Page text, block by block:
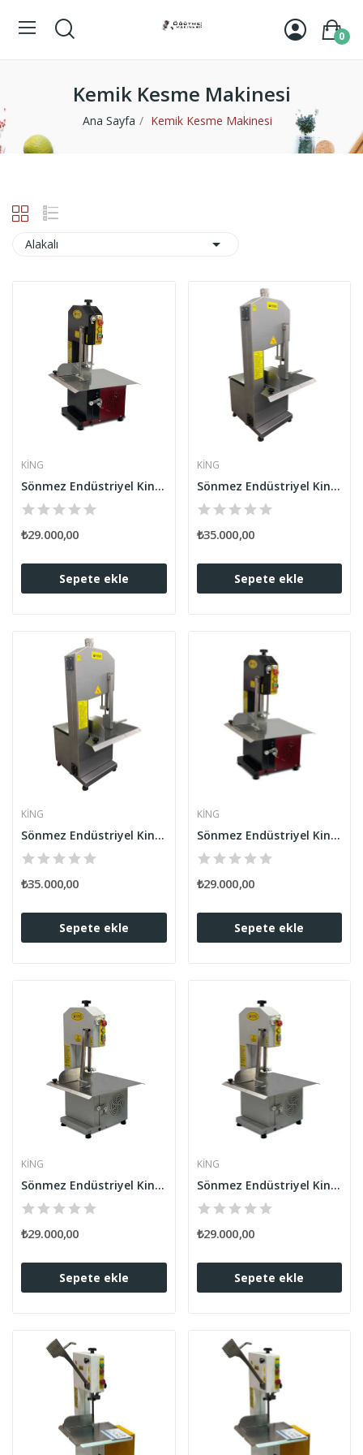
0
Kemik Kesme Makinesi
Ana Sayfa Kemik Kesme Makinesi
Alakalı 
KING
Sönmez Endüstriyel King Et Kemik Kesme...
₺29.000,00
Sepete ekle
KING
Sönmez Endüstriyel King Et Kemik Kesme...
₺35.000,00
Sepete ekle
KING
Sönmez Endüstriyel King Et Kemik Kesme...
₺35.000,00
Sepete ekle
KING
Sönmez Endüstriyel King Et Kemik Kesme...
₺29.000,00
Sepete ekle
KING
Sönmez Endüstriyel King Et Kemik Kesme...
₺29.000,00
Sepete ekle
KING
Sönmez Endüstriyel King Et Kemik Kesme...
₺29.000,00
Sepete ekle